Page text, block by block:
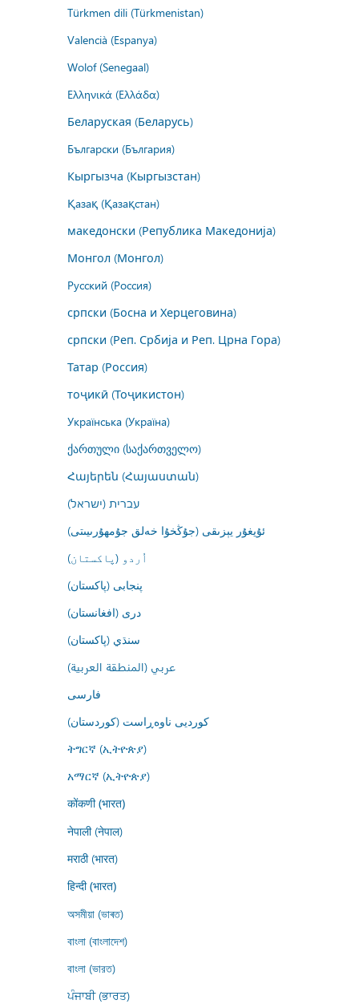
Türkmen dili (Türkmenistan)
Valencià (Espanya)
Wolof (Senegaal)
Ελληνικά (Ελλάδα)
Беларуская (Беларусь)
Български (България)
Кыргызча (Кыргызстан)
Қазақ (Қазақстан)
македонски (Република Македонија)
Монгол (Монгол)
Русский (Россия)
српски (Босна и Херцеговина)
српски (Реп. Србија и Реп. Црна Гора)
Татар (Россия)
тоҷикӣ (Тоҷикистон)
Українська (Україна)
ქართული (საქართველო)
Հայերեն (Հայաստան)
עברית (ישראל)
ئۇيغۇر يېزىقى (جۇڭخۇا خەلق جۇمھۇرىيىتى)
اُردو (پاکستان)
پنجابی (پاکستان)
درى (افغانستان)
سنڌي (پاکستان)
عربي (المنطقة العربية)
فارسى
کوردیی ناوەڕاست (کوردستان)
ትግርኛ (ኢትዮጵያ)
አማርኛ (ኢትዮጵያ)
कोंकणी (भारत)
नेपाली (नेपाल)
मराठी (भारत)
हिन्दी (भारत)
অসমীয়া (ভাৰত)
বাংলা (বাংলাদেশ)
বাংলা (ভারত)
ਪੰਜਾਬੀ (ਭਾਰਤ)